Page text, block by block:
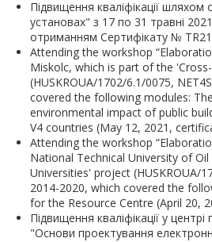
Підвищення кваліфікації
установах" з 17 по 31 травні
отриманням Cертифікату №
Attending the workshop
Miskolc, which is part of the
(HUSKROUA/1702/6.1/0075,
covered the following modules:
environmental impact of public
V4 countries (May 12, 2021,
Attending the workshop
National Technical University of
Universities' project (HUSKROUA/
2014-2020, which covered the
for the Resource Centre (April 20,
Підвищення кваліфікації у
"Основи проектування